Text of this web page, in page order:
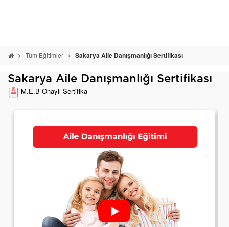
Tüm Eğitimler Sakarya Aile Danışmanlığı Sertifikası
Sakarya Aile Danışmanlığı Sertifikası
M.E.B Onaylı Sertifika